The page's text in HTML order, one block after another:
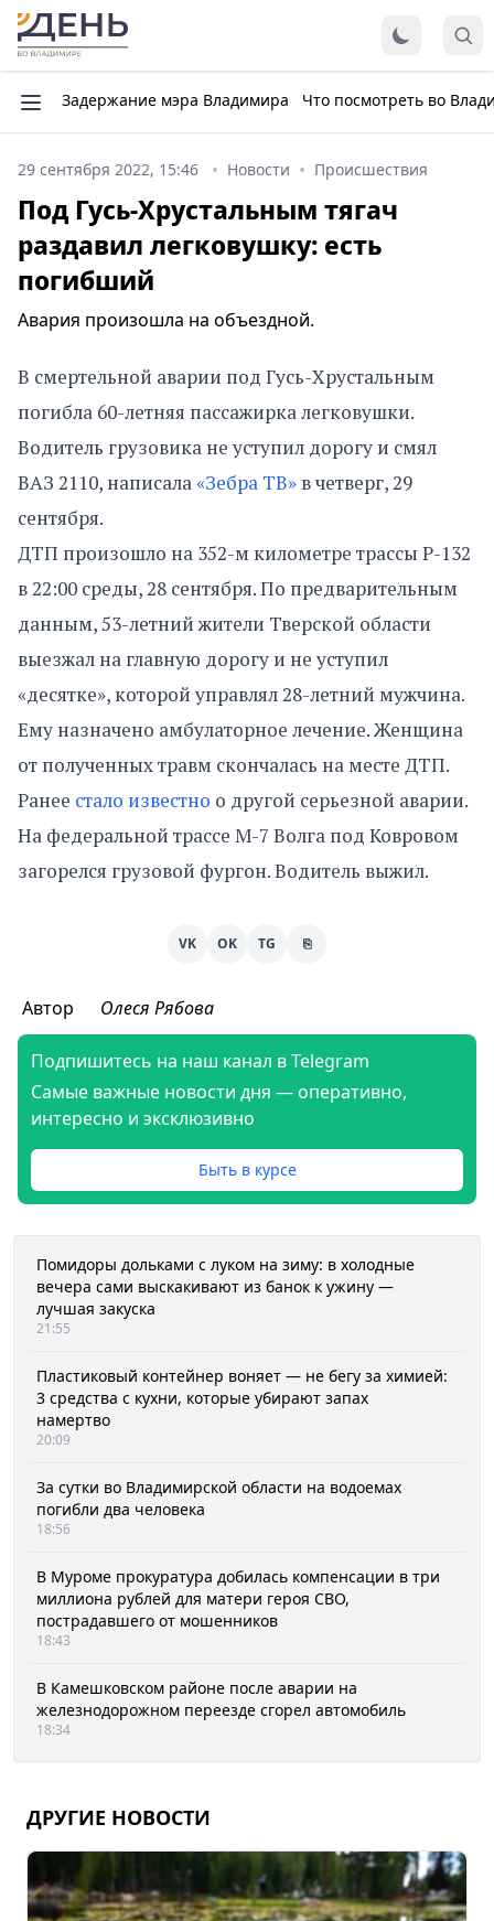
Задержание мэра Владимира Что посмотреть во
29 сентября 2022, 15:46 Новости Происшествия
Под Гусь-Хрустальным тягач
раздавил легковушку: есть
погибший
Авария произошла на объездной.
В смертельной аварии под Гусь-Хрустальным
погибла 60-летняя пассажирка легковушки.
Водитель грузовика не уступил дорогу и смял
ВАЗ 2110, написала«Зебра ТВ» в четверг, 29
сентября.
ДТП произошло на 352-м километре трассы Р-132
в 22:00 среды, 28 сентября. По предварительным
данным, 53-летний жители Тверской области
выезжал на главную дорогу и не уступил
«десятке», которой управлял 28-летний мужчина.
Ему назначено амбулаторное лечение. Женщина
от полученных травм скончалась на месте ДТП.
Ранее стало известно о другой серьезной аварии.
На федеральной трассе М-7 Волга под Ковровом
загорелся грузовой фургон. Водитель выжил.
VK OK TG ⎘
Автор Олеся Рябова
Подпишитесь на наш канал в Telegram
Самые важные новости дня — оперативно,
интересно и эксклюзивно
Быть в курсе
Помидоры дольками с луком на зиму: в холодные
вечера сами выскакивают из банок к ужину —
лучшая закуска
21:55
Пластиковый контейнер воняет — не бегу за химией:
3 средства с кухни, которые убирают запах
намертво
20:09
За сутки во Владимирской области на водоемах
погибли два человека
18:56
В Муроме прокуратура добилась компенсации в три
миллиона рублей для матери героя СВО,
пострадавшего от мошенников
18:43
В Камешковском районе после аварии на
железнодорожном переезде сгорел автомобиль
18:34
ДРУГИЕ НОВОСТИ